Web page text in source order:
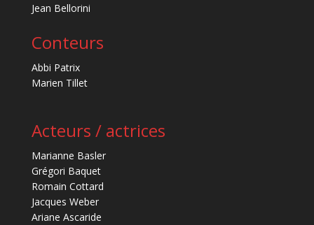
Jean Bellorini
Conteurs
Abbi Patrix
Marien Tillet
Acteurs / actrices
Marianne Basler
Grégori Baquet
Romain Cottard
Jacques Weber
Ariane Ascaride